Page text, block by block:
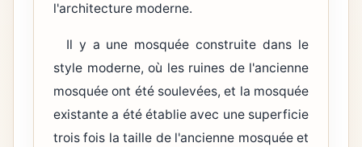
l'architecture moderne.
Il y a une mosquée construite dans le
style moderne, où les ruines de l'ancienne
mosquée ont été soulevées, et la mosquée
existante a été établie avec une superficie
trois fois la taille de l'ancienne mosquée et